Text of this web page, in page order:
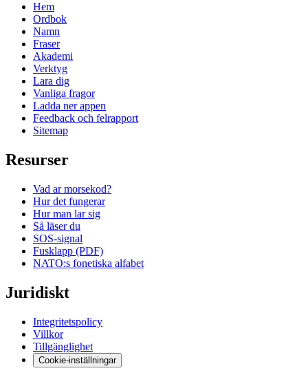
Hem
Ordbok
Namn
Fraser
Akademi
Verktyg
Lara dig
Vanliga fragor
Ladda ner appen
Feedback och felrapport
Sitemap
Resurser
Vad ar morsekod?
Hur det fungerar
Hur man lar sig
Så läser du
SOS-signal
Fusklapp (PDF)
NATO:s fonetiska alfabet
Juridiskt
Integritetspolicy
Villkor
Tillgänglighet
Cookie-inställningar